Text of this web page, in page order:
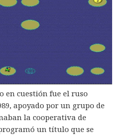
en cuestión fue el ruso
apoyado por un grupo de
la cooperativa de
un título que se